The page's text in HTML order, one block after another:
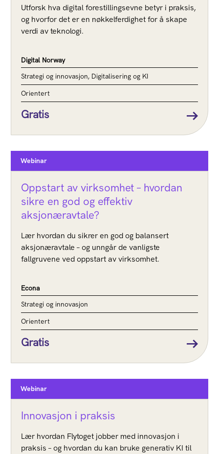
Utforsk hva digital forestillingsevne betyr i praksis,
og hvorfor det er en nøkkelferdighet for å skape
verdi av teknologi.
Digital Norway
Strategi og innovasjon, Digitalisering og KI
Orientert
Gratis
Webinar
Oppstart av virksomhet – hvordan
sikre en god og effektiv
aksjonæravtale?
Lær hvordan du sikrer en god og balansert
aksjonæravtale – og unngår de vanligste
fallgruvene ved oppstart av virksomhet.
Econa
Strategi og innovasjon
Orientert
Gratis
Webinar
Innovasjon i praksis
Lær hvordan Flytoget jobber med innovasjon i
praksis – og hvordan du kan bruke generativ KI til